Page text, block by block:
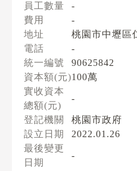
員工數量
-
費用
-
地址
桃園市中壢區
電話
-
統一編號
90625842
資本額(元)100萬
實收資本
總額(元)
-
登記機關
桃園市政府
設立日期
2022.01.26
最後變更
日期
-